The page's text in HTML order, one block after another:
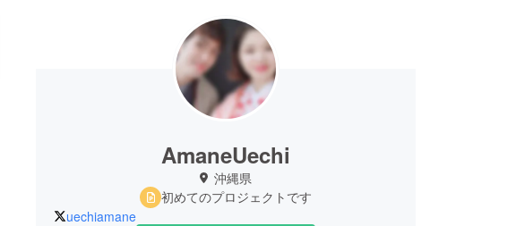
AmaneUechi
沖縄県
初めてのプロジェクトです
uechiamane